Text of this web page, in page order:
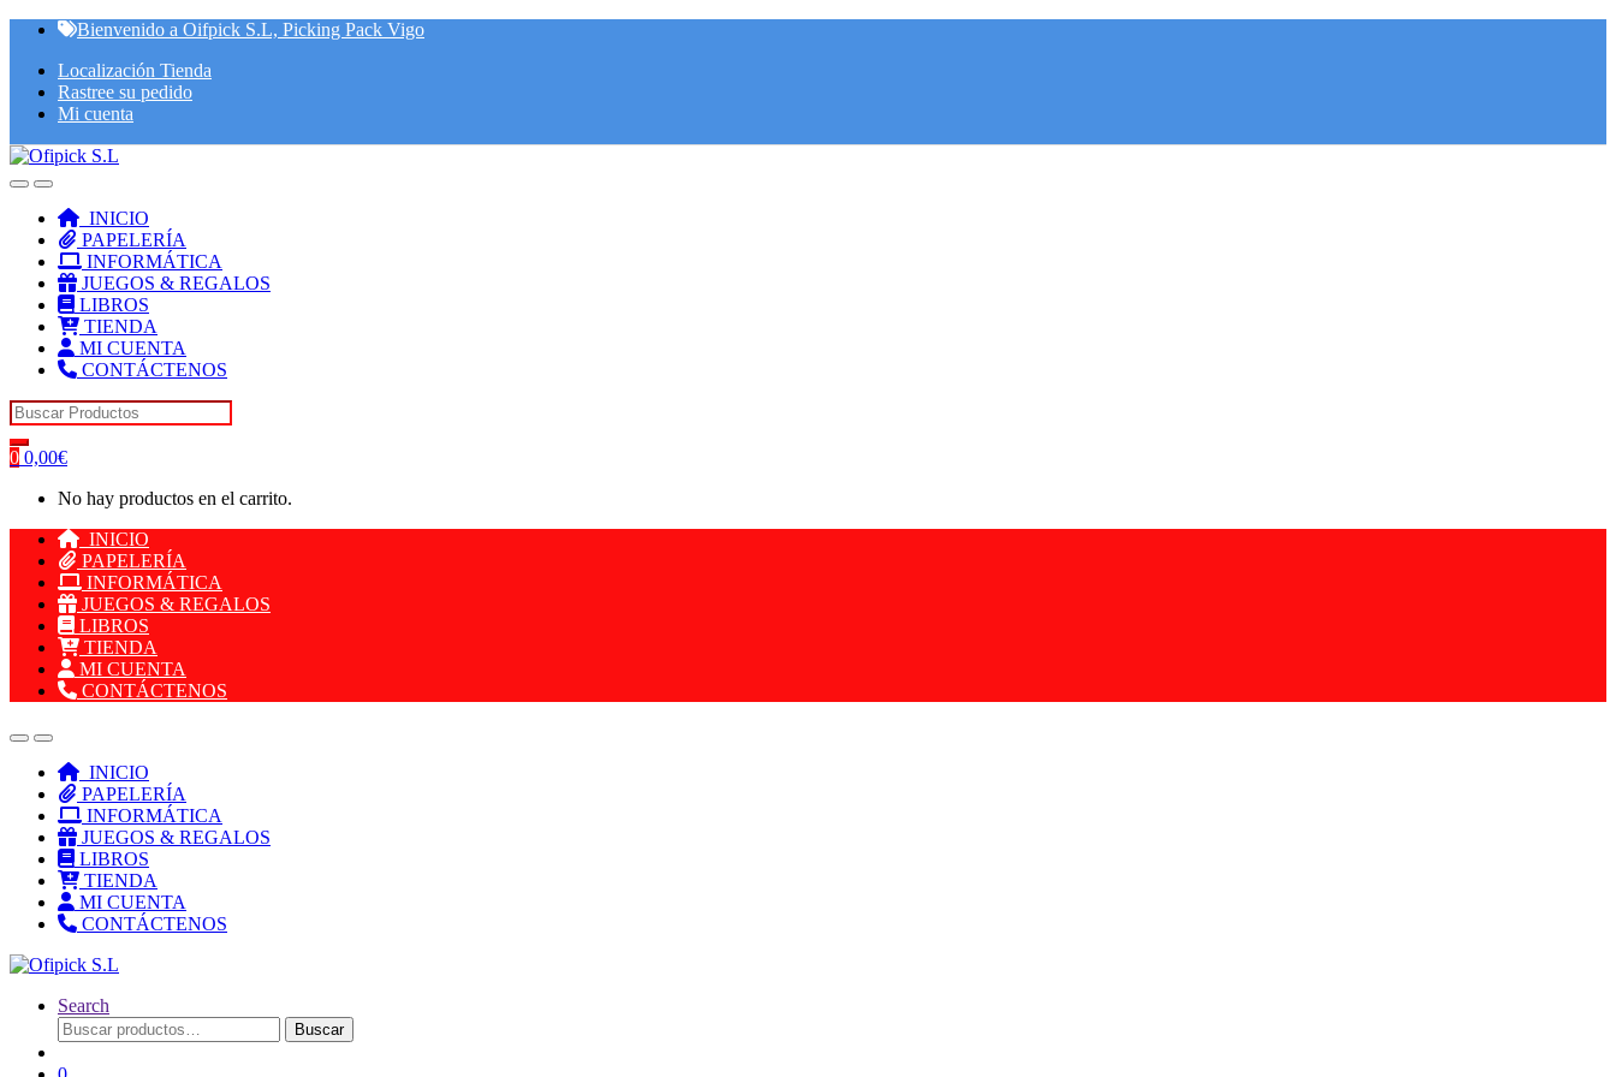
Skip
navigation
Skip
content
Bienvenido a Oifpick S.L, Picking Pack Vigo
Localización Tienda
Rastree su pedido
Mi cuenta
INICIO
PAPELERÍA
INFORMÁTICA
JUEGOS & REGALOS
LIBROS
TIENDA
MI CUENTA
CONTÁCTENOS
Search for:
0 0,00€
No hay productos en el carrito.
INICIO
PAPELERÍA
INFORMÁTICA
JUEGOS & REGALOS
LIBROS
TIENDA
MI CUENTA
CONTÁCTENOS
INICIO
PAPELERÍA
INFORMÁTICA
JUEGOS & REGALOS
LIBROS
TIENDA
MI CUENTA
CONTÁCTENOS
Search
Buscar
por:
Buscar